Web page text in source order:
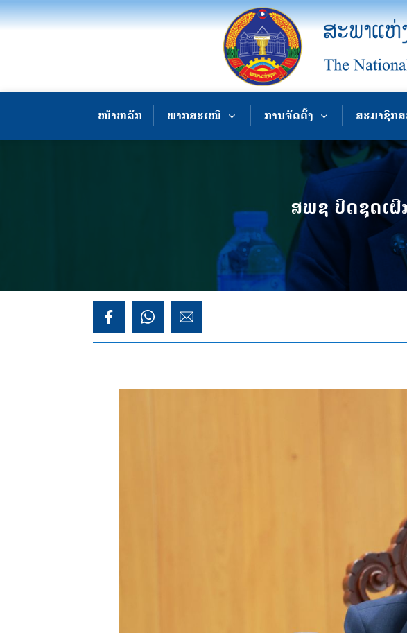
ໜ້າຫລັກ ພາກສະເໜີ ການຈັດຕັ້ງ ສະມາຊິກ
ສພຊ ປິດຊຸດເ